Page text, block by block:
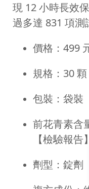
現 12 小時長效
過多達 831 項測
價格：499
規格：30 顆
包裝：袋裝
前花青素含
【檢驗報
劑型：錠劑